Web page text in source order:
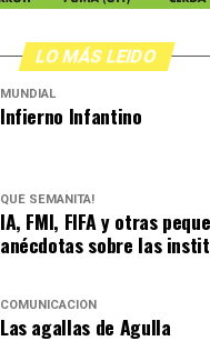
LO MÁS LEIDO
MUNDIAL
Infierno Infantino
QUÉ SEMANITA!
IA, FMI, FIFA y otras
anécdotas sobre las
COMUNICACIÓN
Las agallas de Agulla